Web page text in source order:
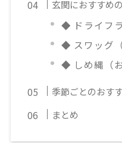
玄関におすすめ
◆ ドライフ
◆ スワッグ（
◆ しめ縄（
季節ごとのおす
まとめ